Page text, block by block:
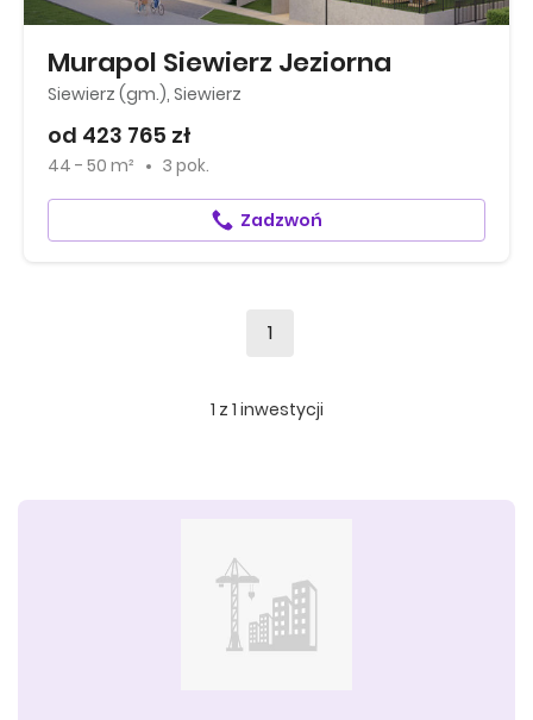
Murapol Siewierz Jeziorna
Siewierz (gm.), Siewierz
od 423 765 zł
44 - 50 m² 3 pok.
Zadzwoń
1
1 z 1 inwestycji